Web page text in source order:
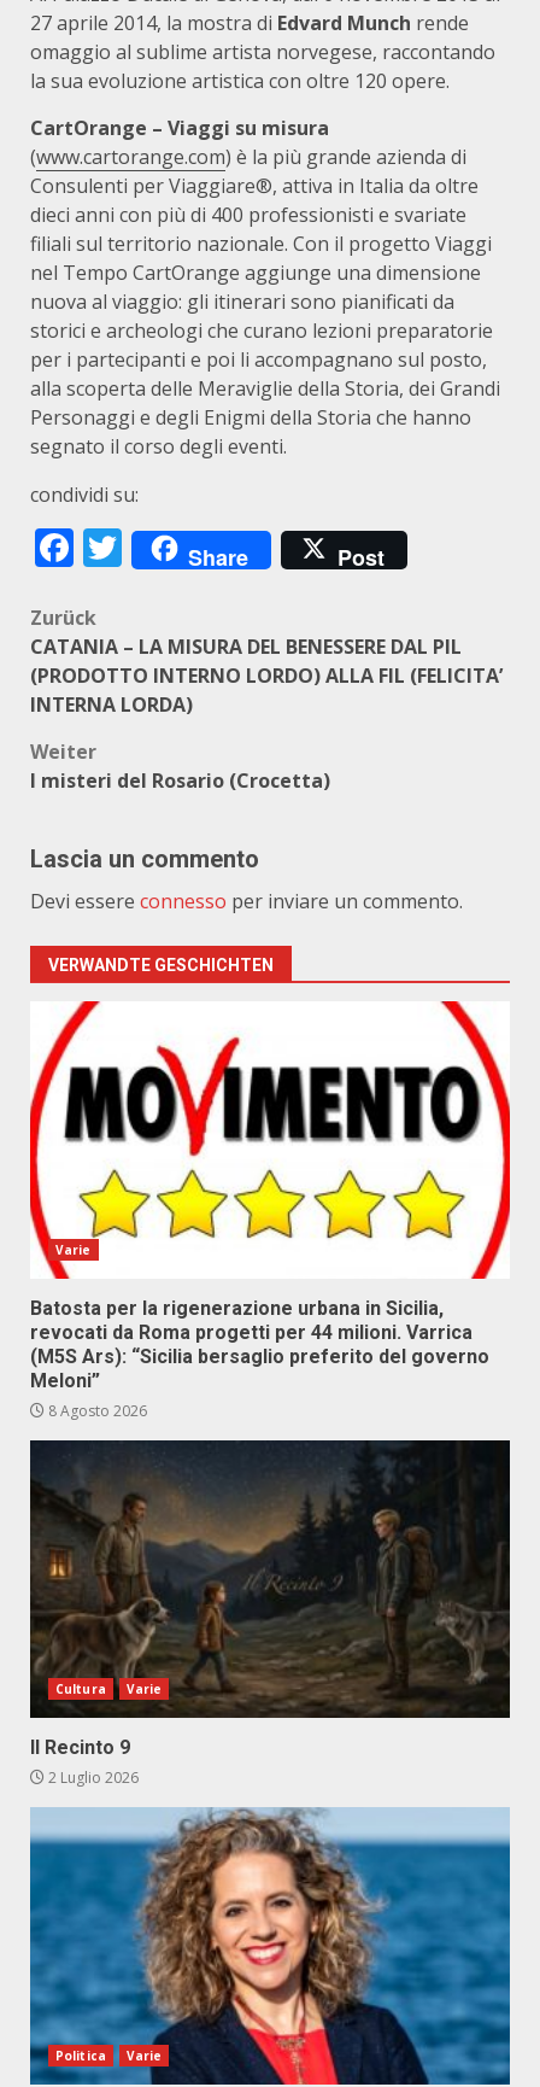
27 aprile 2014, la mostra di Edvard Munch rende
omaggio al sublime artista norvegese, raccontando
la sua evoluzione artistica con oltre 120 opere.
CartOrange – Viaggi su misura
(www.cartorange.com) è la più grande azienda di
Consulenti per Viaggiare®, attiva in Italia da oltre
dieci anni con più di 400 professionisti e svariate
filiali sul territorio nazionale. Con il progetto Viaggi
nel Tempo CartOrange aggiunge una dimensione
nuova al viaggio: gli itinerari sono pianificati da
storici e archeologi che curano lezioni preparatorie
per i partecipanti e poi li accompagnano sul posto,
alla scoperta delle Meraviglie della Storia, dei Grandi
Personaggi e degli Enigmi della Storia che hanno
segnato il corso degli eventi.
condividi su:
Facebook
Twitter
Share Post
Beitragsnavigation
Zurück
CATANIA – LA MISURA DEL BENESSERE DAL PIL
(PRODOTTO INTERNO LORDO) ALLA FIL (FELICITA’
INTERNA LORDA)
Weiter
I misteri del Rosario (Crocetta)
Lascia un commento
Devi essere connesso per inviare un commento.
VERWANDTE GESCHICHTEN
Varie
Batosta per la rigenerazione urbana in Sicilia,
revocati da Roma progetti per 44 milioni. Varrica
(M5S Ars): “Sicilia bersaglio preferito del governo
Meloni”
8 Agosto 2026
Cultura Varie
Il Recinto 9
2 Luglio 2026
Politica Varie